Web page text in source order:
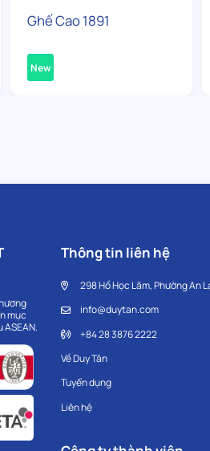
Ghế Cao 1891
New
mục
Thông tin liên hệ
298 Hồ Học Lãm, Phường An
info@duytan.com
+84 28 3876 2222
Về Duy Tân
Tuyển dụng
Liên hệ